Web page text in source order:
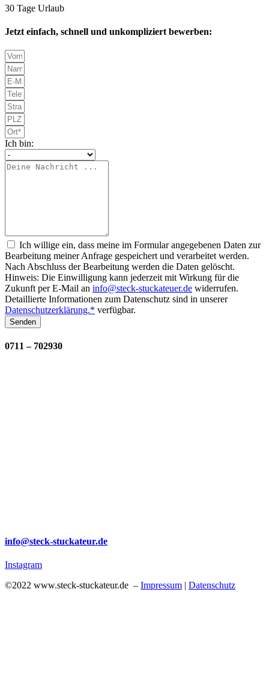
30 Tage Urlaub
Jetzt einfach, schnell und unkompliziert bewerben:
Ich bin:
Ich willige ein, dass meine im Formular angegebenen Daten zur
Bearbeitung meiner Anfrage gespeichert und verarbeitet werden.
Nach Abschluss der Bearbeitung werden die Daten gelöscht.
Hinweis: Die Einwilligung kann jederzeit mit Wirkung für die
Zukunft per E-Mail an info@steck-stuckateuer.de widerrufen.
Detaillierte Informationen zum Datenschutz sind in unserer
Datenschutzerklärung.* verfügbar.
Senden
0711 – 702930
info@steck-stuckateur.de
Instagram
©2022 www.steck-stuckateur.de – Impressum | Datenschutz